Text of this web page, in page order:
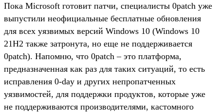
Пока Microsoft готовит патчи, специалисты 0patch уже
выпустили неофициальные бесплатные обновления
для всех уязвимых версий Windows 10 (Windows 10
21H2 также затронута, но еще не поддерживается
0patch). Напомню, что 0patch – это платформа,
предназначенная как раз для таких ситуаций, то есть
исправления 0-day и других непропатченных
уязвимостей, для поддержки продуктов, которые уже
не поддерживаются производителями, кастомного